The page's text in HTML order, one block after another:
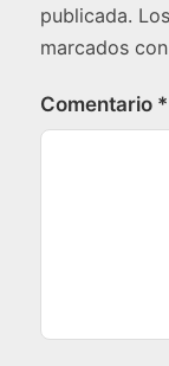
publicada.
marcados con
Comentario *